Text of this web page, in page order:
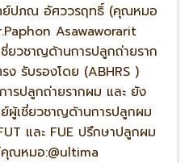
ย์ปภณ อัศววรฤทธิ์ (คุณหมอ
Asawaworarit
ยวชาญด้านการปลูกถ่ายราก
ง รับรองโดย (ABHRS )
ารปลูกถ่ายรากผม และ ยัง
ผู้เชี่ยวชาญด้านการปลูกผม
และ FUE ปรึกษาปลูกผม
ณหมอ:@ultima